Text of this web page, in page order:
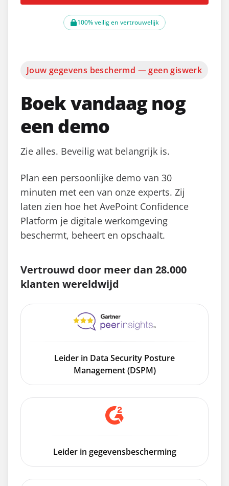
Jouw gegevens beschermd — geen giswerk
Boek vandaag nog
een demo
Zie alles. Beveilig wat belangrijk is.
Plan een persoonlijke demo van 30
minuten met een van onze experts. Zij
laten zien hoe het AvePoint Confidence
Platform je digitale werkomgeving
beschermt, beheert en opschaalt.
Vertrouwd door meer dan 28.000
klanten wereldwijd
Leider in Data Security Posture
Management (DSPM)
Leider in gegevensbescherming
100% veilig en vertrouwelijk